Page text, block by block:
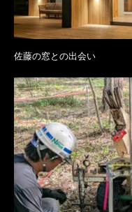
佐藤の窓との出会い